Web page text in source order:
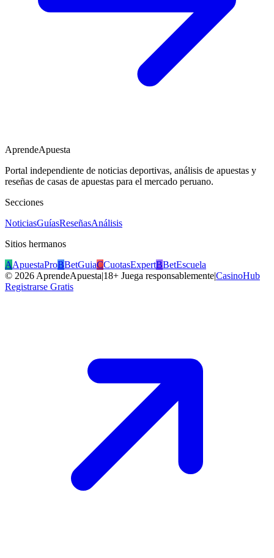
AprendeApuesta
Portal independiente de noticias deportivas, análisis de apuestas y
reseñas de casas de apuestas para el mercado peruano.
Secciones
NoticiasGuíasReseñasAnálisis
Sitios hermanos
AApuestaProBBetGuiaCCuotasExpertBBetEscuela
© 2026 AprendeApuesta|18+ Juega responsablemente|CasinoHub
Registrarse Gratis